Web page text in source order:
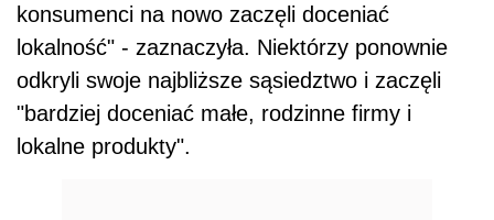
konsumenci na nowo zaczęli doceniać
lokalność" - zaznaczyła. Niektórzy ponownie
odkryli swoje najbliższe sąsiedztwo i zaczęli
"bardziej doceniać małe, rodzinne firmy i
lokalne produkty".